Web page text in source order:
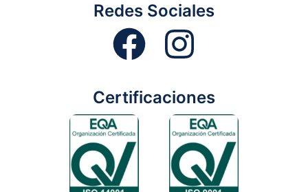
Redes Sociales
Certificaciones